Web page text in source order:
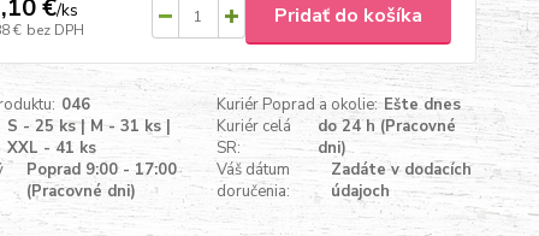
€/ks
€ bez DPH
Pridať do košíka
046 Kuriér Poprad a okolie: Ešte dnes
S - 25 ks | M - 31 ks |
XXL - 41 ks
Kuriér celá
SR:
do 24 h (Pracovné
dni)
Poprad 9:00 - 17:00
(Pracovné dni)
Váš dátum
doručenia:
Zadáte v dodacích
údajoch